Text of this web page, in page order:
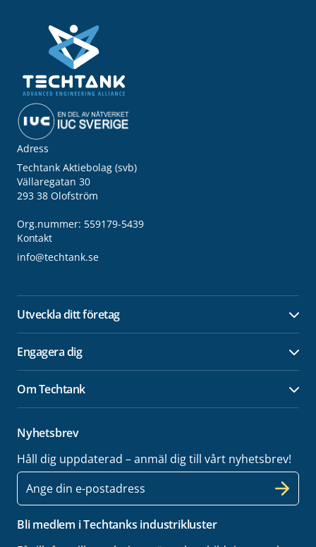
Adress
Techtank Aktiebolag (svb)
Vällaregatan 30
293 38 Olofström
Org.nummer: 559179-5439
Kontakt
info@techtank.se
Utveckla ditt företag
Engagera dig
Om Techtank
Nyhetsbrev
Håll dig uppdaterad – anmäl dig till vårt nyhetsbrev!
E-
post
Bli medlem i Techtanks industrikluster